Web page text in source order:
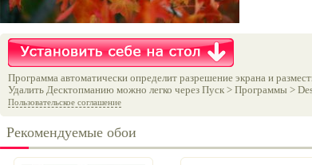
Программа автоматически определит разрешение экрана и
Удалить Десктопманию можно легко через Пуск > Программы >
Пользовательское соглашение
Рекомендуемые обои